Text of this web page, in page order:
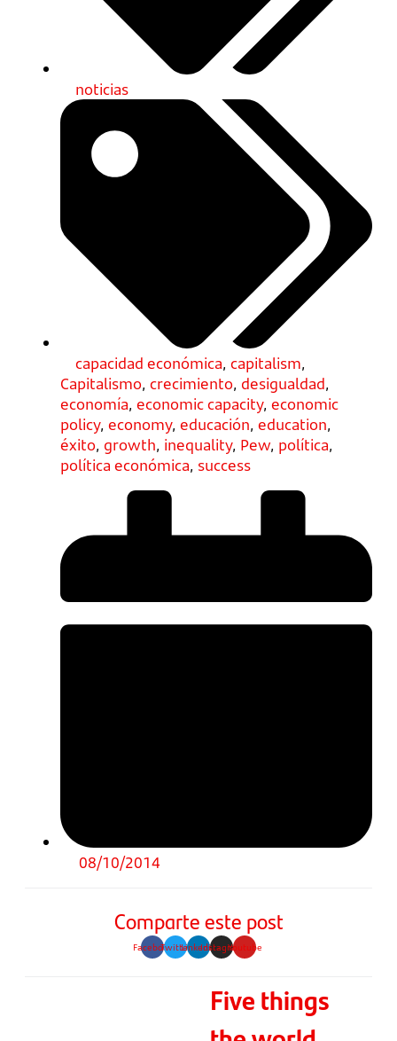
noticias
capacidad económica, capitalism,
Capitalismo, crecimiento, desigualdad,
economía, economic capacity, economic
policy, economy, educación, education,
éxito, growth, inequality, Pew, política,
política económica, success
08/10/2014
Comparte este post
FacebookTwitterLinkedinInstagramYoutube
Five things